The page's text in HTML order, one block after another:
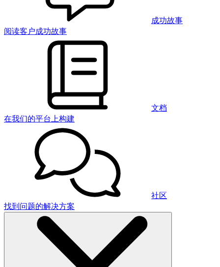
成功故事
阅读客户成功故事
文档
在我们的平台上构建
社区
找到问题的解决方案